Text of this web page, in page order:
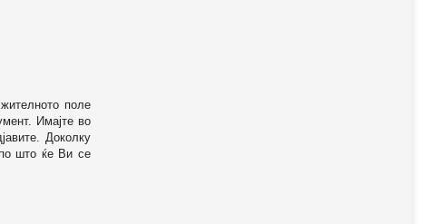
поле
Имајте во
Доколку
што ќе Ви се